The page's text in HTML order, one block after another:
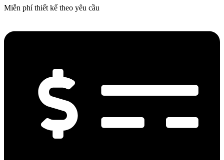
Miễn phí thiết kế theo yêu cầu